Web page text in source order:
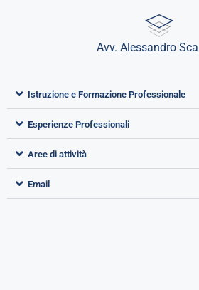
Avv. Alessandro
Istruzione e Formazione Professionale
Esperienze Professionali
Aree di attività
Email